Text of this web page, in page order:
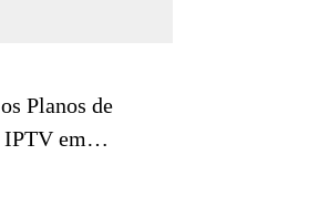
Planos de
IPTV em